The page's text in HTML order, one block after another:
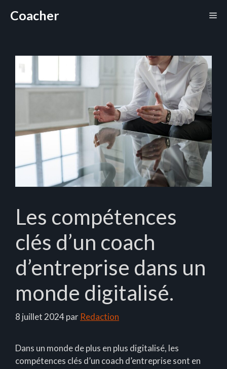
Coacher
Les compétences
clés d’un coach
d’entreprise dans un
monde digitalisé.
8 juillet 2024par Redaction
Dans un monde de plus en plus digitalisé, les
compétences clés d’un coach d’entreprise sont en